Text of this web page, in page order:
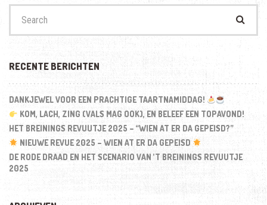
RECENTE BERICHTEN
DANKJEWEL VOOR EEN PRACHTIGE TAARTNAMIDDAG!
KOM, LACH, ZING (VALS MAG OOK), EN BELEEF EEN TOPAVOND!
HET BREININGS REVUUTJE 2025 – “WIEN AT ER DA GEPEISD?”
NIEUWE REVUE 2025 – WIEN AT ER DA GEPEISD
DE RODE DRAAD EN HET SCENARIO VAN ’T BREININGS REVUUTJE
2025